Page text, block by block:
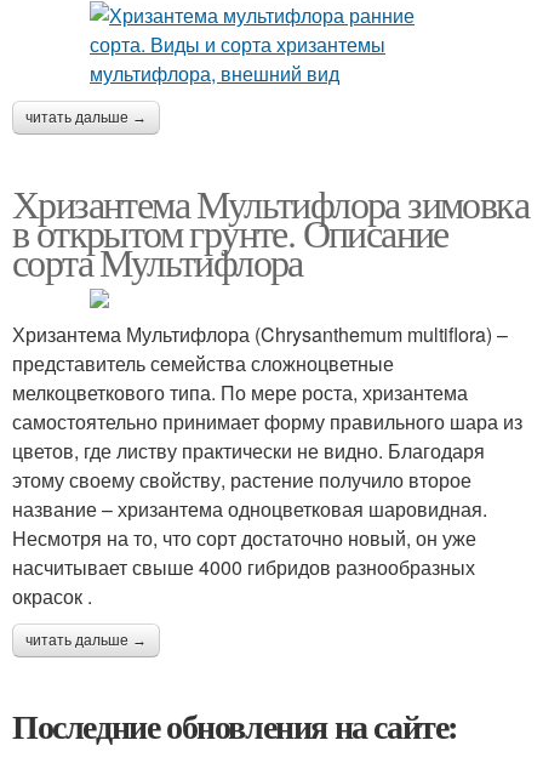
читать дальше →
Хризантема Мультифлора зимовка
в открытом грунте. Описание
сорта Мультифлора
Хризантема Мультифлора (Chrysanthemum multiflora) –
представитель семейства сложноцветные
мелкоцветкового типа. По мере роста, хризантема
самостоятельно принимает форму правильного шара из
цветов, где листву практически не видно. Благодаря
этому своему свойству, растение получило второе
название – хризантема одноцветковая шаровидная.
Несмотря на то, что сорт достаточно новый, он уже
насчитывает свыше 4000 гибридов разнообразных
окрасок .
читать дальше →
Последние обновления на сайте: